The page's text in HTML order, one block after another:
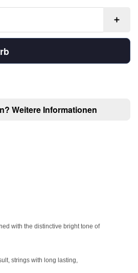
Weitere Informationen
with the distinctive bright tone of
strings with long lasting,